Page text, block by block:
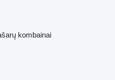
kombainai